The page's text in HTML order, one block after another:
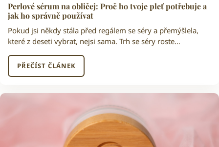
Perlové sérum na obličej: Proč ho tvoje pleť potřebuje a
jak ho správně používat
Pokud jsi někdy stála před regálem se séry a přemýšlela,
které z deseti vybrat, nejsi sama. Trh se séry roste…
PŘEČÍST ČLÁNEK